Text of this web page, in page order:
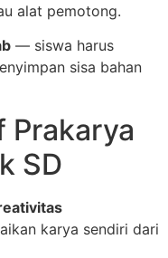
alat pemotong.
— siswa harus
sisa bahan
Prakarya
SD
karya sendiri dari